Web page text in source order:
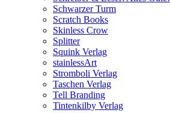
Schwarzer Turm
Scratch Books
Skinless Crow
Splitter
Squink Verlag
stainlessArt
Stromboli Verlag
Taschen Verlag
Tell Branding
Tintenkilby Verlag